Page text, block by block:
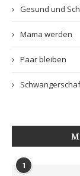
Gesund und
Mama werden
Paar bleiben
1